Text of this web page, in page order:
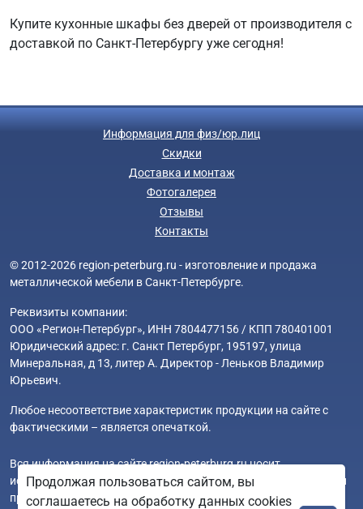
Купите кухонные шкафы без дверей от производителя с
доставкой по Санкт-Петербургу уже сегодня!
Информация для физ/юр.лиц
Скидки
Доставка и монтаж
Фотогалерея
Отзывы
Контакты
© 2012-2026 region-peterburg.ru - изготовление и продажа
металлической мебели в Санкт-Петербурге.
Реквизиты компании:
ООО «Регион-Петербург», ИНН 7804477156 / КПП 780401001
Юридический адрес: г. Санкт Петербург, 195197, улица
Минеральная, д 13, литер А. Директор - Леньков Владимир
Юрьевич.
Любое несоответствие характеристик продукции на сайте с
фактическими – является опечаткой.
Вся информация на сайте region-peterburg.ru носит
исключительно ознакомительный и справочный характер и ни
при каких условиях не является публичной офертой. Всю
Продолжая пользоваться сайтом, вы
соглашаетесь на обработку данных cookies